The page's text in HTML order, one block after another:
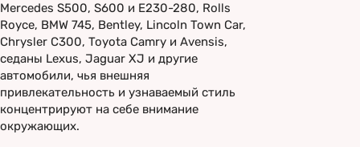
Mercedes S500, S600 и E230-280, Rolls
Royce, BMW 745, Bentley, Lincoln Town Car,
Chrysler C300, Toyota Camry и Avensis,
седаны Lexus, Jaguar XJ и другие
автомобили, чья внешняя
привлекательность и узнаваемый стиль
концентрируют на себе внимание
окружающих.